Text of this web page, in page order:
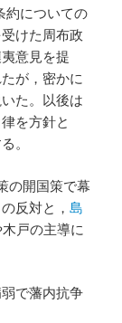
約についての
けた周布政
意見を提
が，密かに
た。以後は
を方針と
。
の開国策で幕
反対と， 島
戸の主導に
で藩内抗争